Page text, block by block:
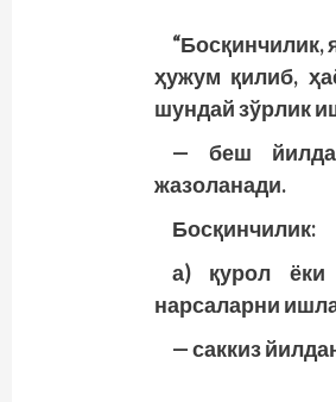
ҳужум қилиб,
шундай зўрлик
— беш
жазоланади.
Босқинчилик:
а) қурол ёки
нарсаларни
— саккиз